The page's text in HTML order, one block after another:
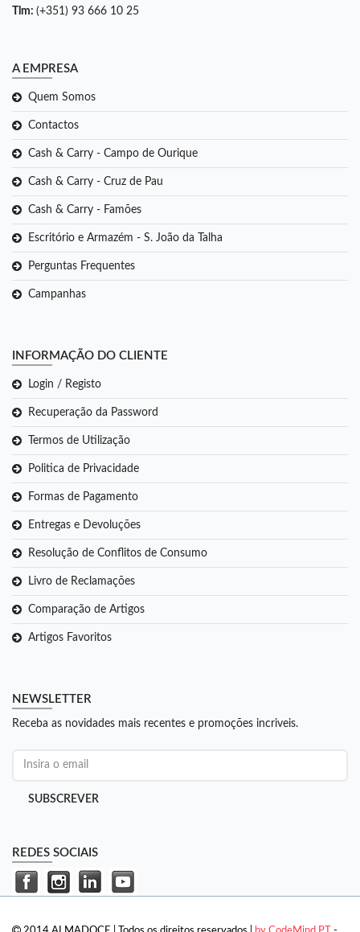
Tlm: (+351) 93 666 10 25
A EMPRESA
Quem Somos
Contactos
Cash & Carry - Campo de Ourique
Cash & Carry - Cruz de Pau
Cash & Carry - Famões
Escritório e Armazém - S. João da Talha
Perguntas Frequentes
Campanhas
INFORMAÇÃO DO CLIENTE
Login / Registo
Recuperação da Password
Termos de Utilização
Politica de Privacidade
Formas de Pagamento
Entregas e Devoluções
Resolução de Conflitos de Consumo
Livro de Reclamações
Comparação de Artigos
Artigos Favoritos
NEWSLETTER
Receba as novidades mais recentes e promoções incriveis.
SUBSCREVER
REDES SOCIAIS